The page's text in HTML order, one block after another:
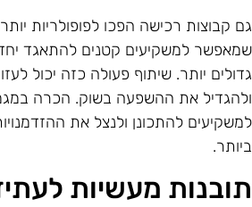
קבוצות רכישה הפכו לפופולריות
למשקיעים קטנים להתאגד יחד
יותר. שיתוף פעולה כזה יכול
את ההשפעה בשוק. הכרה
להתכונן ולנצל את
מעשיות